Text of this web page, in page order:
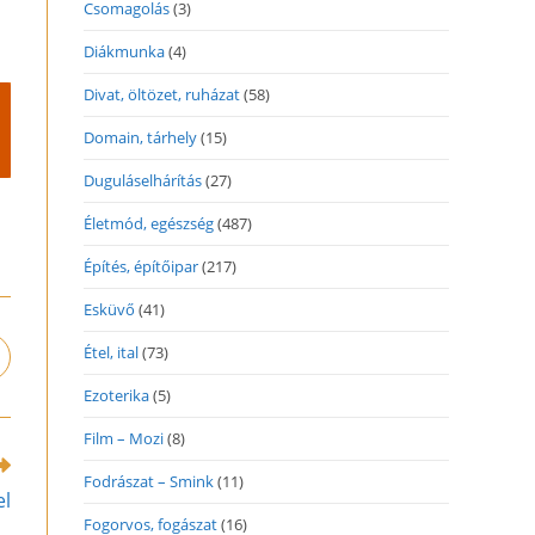
Csomagolás(3)
Diákmunka(4)
Divat, öltözet, ruházat(58)
Domain, tárhely(15)
Duguláselhárítás(27)
Életmód, egészség(487)
Építés, építőipar(217)
Esküvő (41)
Étel, ital(73)
Ezoterika(5)
Film – Mozi(8)
Fodrászat – Smink(11)
Fogorvos, fogászat(16)